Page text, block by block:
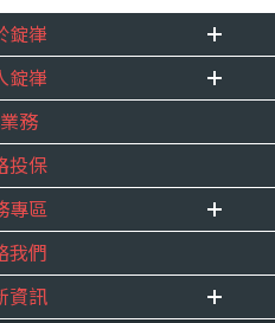
或其他非自動化之方
規定得行使之權利及方
權利
向 台端所蒐集之個人資
行使下列權利，除法令
約所必要外，錠嵂公司
錠嵂
資訊
事跡
紀錄
宣言
夥伴
錠嵂
招聘
招募
增員計畫
務
投保
專區
資源網
我們
資訊